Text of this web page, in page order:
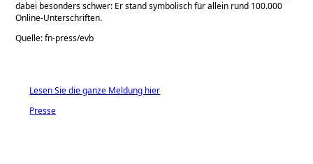
dabei besonders schwer: Er stand symbolisch für allein rund 100.000
Online-Unterschriften.
Quelle:fn-press/evb
Lesen Sie die ganze Meldung hier
Presse